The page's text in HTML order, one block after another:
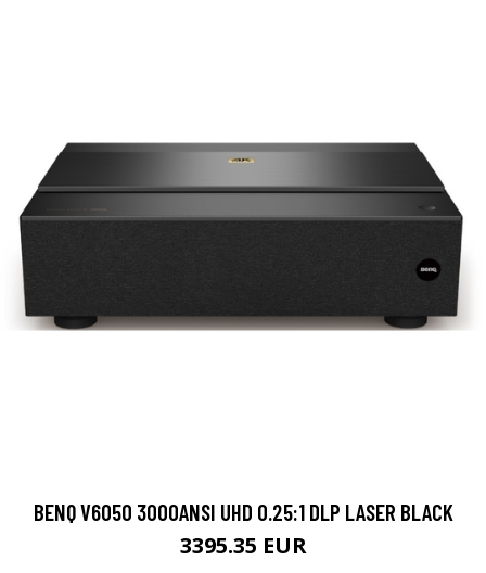
BENQ V6050 3000ANSI UHD 0.25:1 DLP LASER BLACK
3395.35 EUR